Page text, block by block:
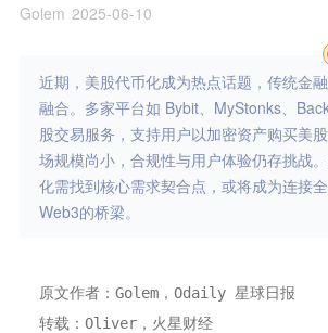
Golem 2025-06-10
近期，美股代币化成为热点话题，传统金
融合。多家平台如 Bybit、MyStonks、
股交易服务，支持用户以加密资产购买美
场规模尚小，合规性与用户体验仍存挑战
化需找到核心需求契合点，或将成为连接
Web3的桥梁。
原文作者：Golem，Odaily 星球日报
转载：Oliver，火星财经